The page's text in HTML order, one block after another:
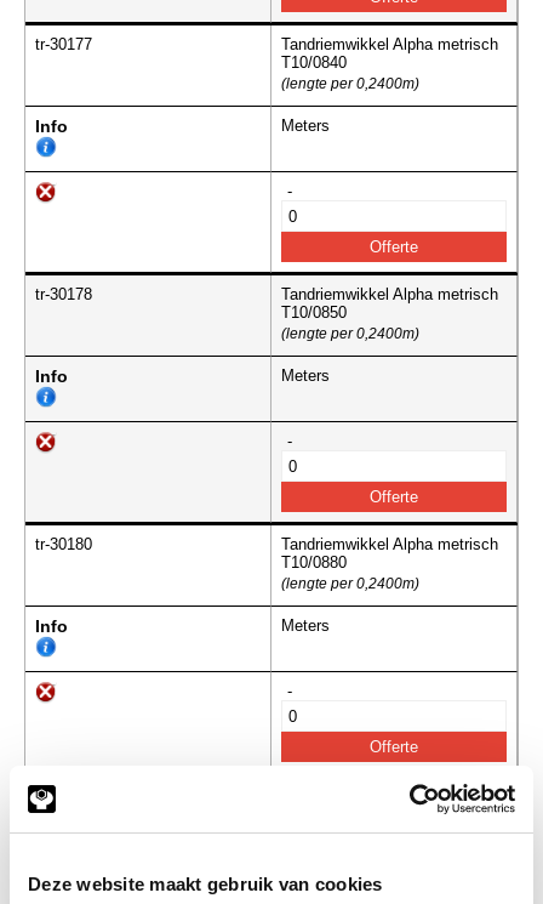
Deze website maakt gebruik van cookies
tr-30177
Tandriemwikkel Alpha metrisch
T10/0840
(lengte per 0,2400m)
Info Meters
-
tr-30178
Tandriemwikkel Alpha metrisch
T10/0850
(lengte per 0,2400m)
Info Meters
-
tr-30180
Tandriemwikkel Alpha metrisch
T10/0880
(lengte per 0,2400m)
Info Meters
-
tr-30179
Tandriemwikkel Alpha metrisch
(lengte per 0,2400m)
Info